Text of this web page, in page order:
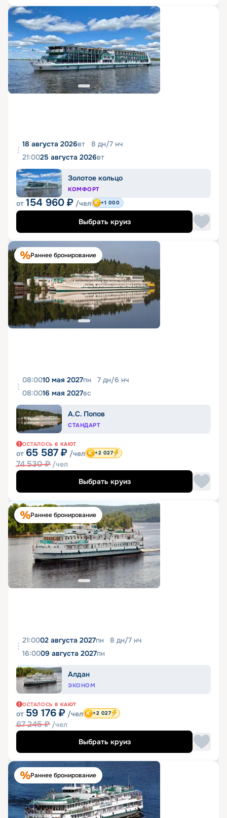
18 августа 2026вт 8 дн/7 нч
21:0025 августа 2026вт
Золотое кольцо
КОМФОРТ
от 154 960 ₽ /чел +1 000
Выбрать круиз
Раннее бронирование
08:0010 мая 2027пн 7 дн/6 нч
08:0016 мая 2027вс
А.С. Попов
СТАНДАРТ
ОСТАЛОСЬ 6 КАЮТ
от 65 587 ₽ /чел
74 530₽ /чел
+2 027
Выбрать круиз
Раннее бронирование
21:0002 августа 2027пн 8 дн/7 нч
16:0009 августа 2027пн
Алдан
ЭКОНОМ
ОСТАЛОСЬ 8 КАЮТ
от 59 176 ₽ /чел
67 245₽ /чел
+2 027
Выбрать круиз
Раннее бронирование